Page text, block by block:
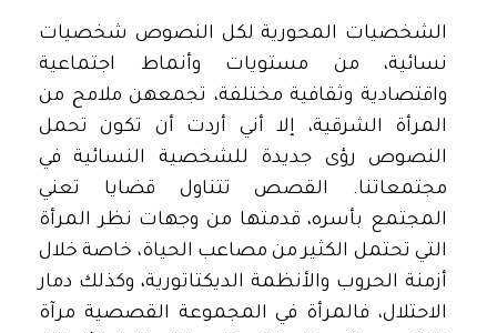
الشخصيات المحورية لكل النصوص شخصيات
نسائية، من مستويات وأنماط اجتماعية
واقتصادية وثقافية مختلفة، تجمعهن ملامح من
المرأة الشرقية، إلا أني أردت أن تكون تحمل
النصوص رؤى جديدة للشخصية النسائية في
مجتمعاتنا. القصص تتناول قضايا تعني
المجتمع بأسره، قدمتها من وجهات نظر المرأة
التي تحتمل الكثير من مصاعب الحياة، خاصة خلال
أزمنة الحروب والأنظمة الديكتاتورية، وكذلك دمار
الاحتلال، فالمرأة في المجموعة القصصية مرآة